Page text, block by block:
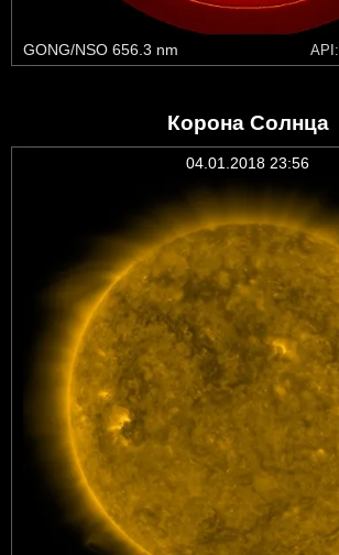
GONG/NSO 656.3 nm API:
Корона Солнца
04.01.2018 23:56